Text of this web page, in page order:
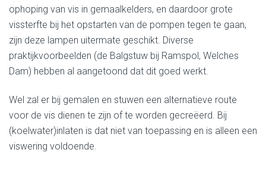
ophoping van vis in gemaalkelders, en daardoor grote
vissterfte bij het opstarten van de pompen tegen te gaan,
zijn deze lampen uitermate geschikt. Diverse
praktijkvoorbeelden (de Balgstuw bij Ramspol, Welches
Dam) hebben al aangetoond dat dit goed werkt.
Wel zal er bij gemalen en stuwen een alternatieve route
voor de vis dienen te zijn of te worden gecreëerd. Bij
(koelwater)inlaten is dat niet van toepassing en is alleen een
viswering voldoende.